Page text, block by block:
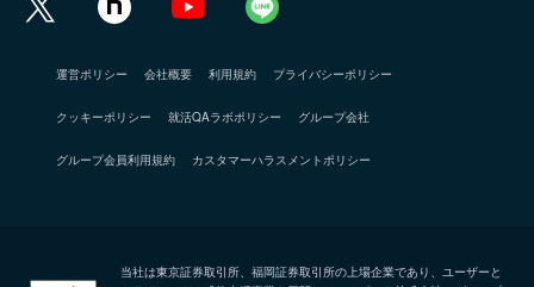
運営ポリシー 会社概要 利用規約 プライバシーポリシー
クッキーポリシー 就活QAラボポリシー グループ会社
グループ会員利用規約 カスタマーハラスメントポリシー
当社は東京証券取引所、福岡証券取引所の上場企業であり、ユーザーと